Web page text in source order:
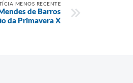
MENOS RECENTE
de Barros
da Primavera X